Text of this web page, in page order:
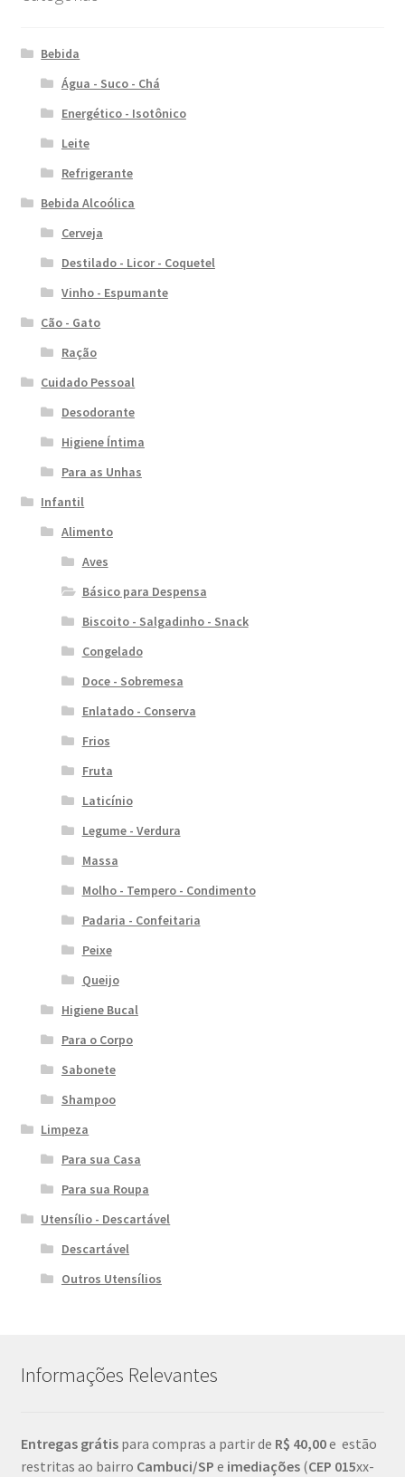
Bebida
Água - Suco - Chá
Energético - Isotônico
Leite
Refrigerante
Bebida Alcoólica
Cerveja
Destilado - Licor - Coquetel
Vinho - Espumante
Cão - Gato
Ração
Cuidado Pessoal
Desodorante
Higiene Íntima
Para as Unhas
Infantil
Alimento
Aves
Básico para Despensa
Biscoito - Salgadinho - Snack
Congelado
Doce - Sobremesa
Enlatado - Conserva
Frios
Fruta
Laticínio
Legume - Verdura
Massa
Molho - Tempero - Condimento
Padaria - Confeitaria
Peixe
Queijo
Higiene Bucal
Para o Corpo
Sabonete
Shampoo
Limpeza
Para sua Casa
Para sua Roupa
Utensílio - Descartável
Descartável
Outros Utensílios
Informações Relevantes
Entregas grátis para compras a partir de R$ 40,00e estão
restritas ao bairro Cambuci/SP e imediações(CEP 015xx-